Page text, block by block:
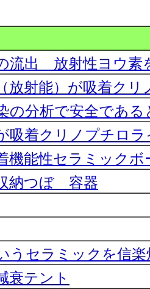
流出 放射性ヨウ
放射能）が吸着ク
の分析で安全であ
吸着クリノプチロラ
機能性セラミックボ
納つぼ 容器
うセラミックを信
衰テント